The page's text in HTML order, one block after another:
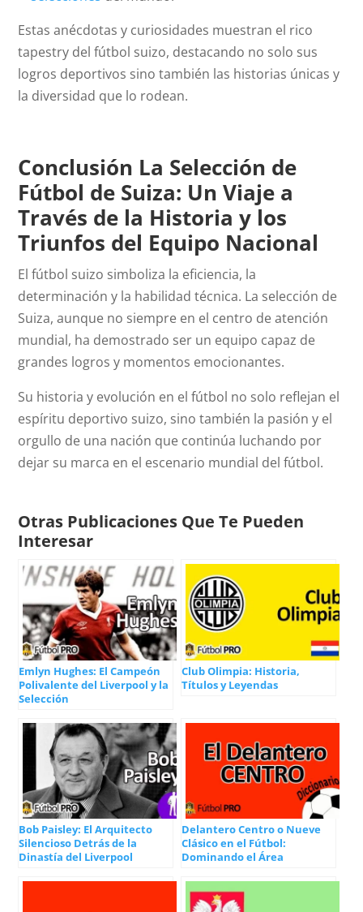
Estas anécdotas y curiosidades muestran el rico
tapestry del fútbol suizo, destacando no solo sus
logros deportivos sino también las historias únicas y
la diversidad que lo rodean.
Conclusión La Selección de
Fútbol de Suiza: Un Viaje a
Través de la Historia y los
Triunfos del Equipo Nacional
El fútbol suizo simboliza la eficiencia, la
determinación y la habilidad técnica. La selección de
Suiza, aunque no siempre en el centro de atención
mundial, ha demostrado ser un equipo capaz de
grandes logros y momentos emocionantes.
Su historia y evolución en el fútbol no solo reflejan el
espíritu deportivo suizo, sino también la pasión y el
orgullo de una nación que continúa luchando por
dejar su marca en el escenario mundial del fútbol.
Otras Publicaciones Que Te Pueden
Interesar
Emlyn Hughes: El Campeón
Polivalente del Liverpool y la
Selección
Club Olimpia: Historia,
Títulos y Leyendas
Bob Paisley: El Arquitecto
Silencioso Detrás de la
Dinastía del Liverpool
Delantero Centro o Nueve
Clásico en el Fútbol:
Dominando el Área